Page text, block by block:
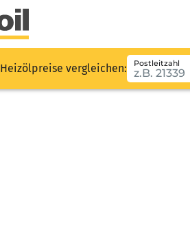
Heizölpreise vergleichen: Postleitzahl